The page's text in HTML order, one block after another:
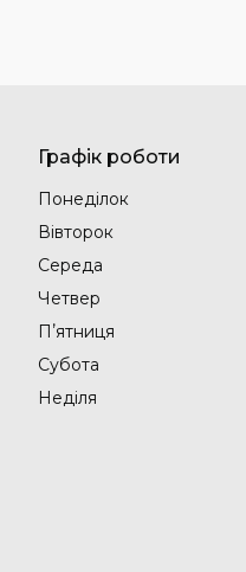
Графік роботи
Понеділок
Вівторок
Середа
Четвер
Пʼятниця
Субота
Неділя